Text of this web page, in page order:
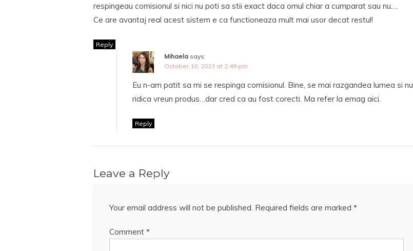
respingeau comisionul si nici nu poti sa stii exact daca omul chiar a cumparat sau nu….
Ce are avantaj real acest sistem e ca functioneaza mult mai usor decat restul!
Reply
Mihaela says:
October 10, 2013 at 2:49 pm
Eu n-am patit sa mi se respinga comisionul. Bine, se mai razgandea lumea si nu
ridica vreun produs…dar cred ca au fost corecti. Ma refer la emag aici.
Reply
Leave a Reply
Your email address will not be published. Required fields are marked *
Comment *